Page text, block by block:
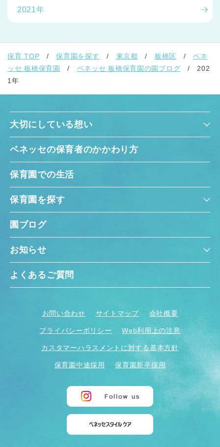
2021年
保育 TOP 保育園を探す 東京都 板橋区
ベネ
ッセ 板橋保育園
ベネッセ 板橋保育園の園ブログ
202
1年
大切にしている想い
ベネッセの保育者のかかわり方
保育園での生活
保育園を探す
園ブログ
お知らせ
よくあるご質問
お問い合わせ サイトマップ 会社概要
プライバシーポリシー Web利用上の注意
カスタマーハラスメントに対する基本方針
保育園中途採用 保育園新卒採用